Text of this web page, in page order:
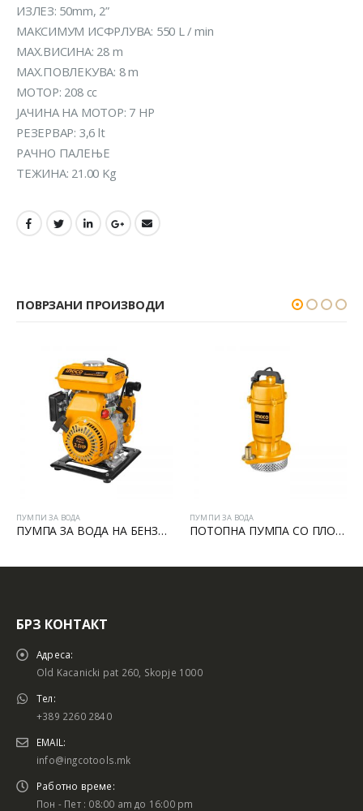
ИЗЛЕЗ: 50mm, 2”
МАКСИМУМ ИСФРЛУВА: 550 L / min
MAX.ВИСИНА: 28 m
МАX.ПОВЛЕКУВА: 8 m
МОТОР: 208 cc
ЈАЧИНА НА МОТОР: 7 HP
РЕЗЕРВАР: 3,6 lt
РАЧНО ПАЛЕЊЕ
ТЕЖИНА: 21.00 Kg
ПОВРЗАНИ ПРОИЗВОДИ
ЗА ВОДА
ПУМПА ЗА ВОДА НА БЕНЗИН 1”
ПУМПИ ЗА ВОДА
ПОТОПНА ПУМПА СО ПЛОВАК 550W
БРЗ КОНТАКТ
Адреса:
Old Kacanicki pat 260, Skopje 1000
Тел:
+389 2260 2840
EMAIL:
info@ingcotools.mk
Работно време:
Пон - Пет : 08:00 am до 16:00 pm